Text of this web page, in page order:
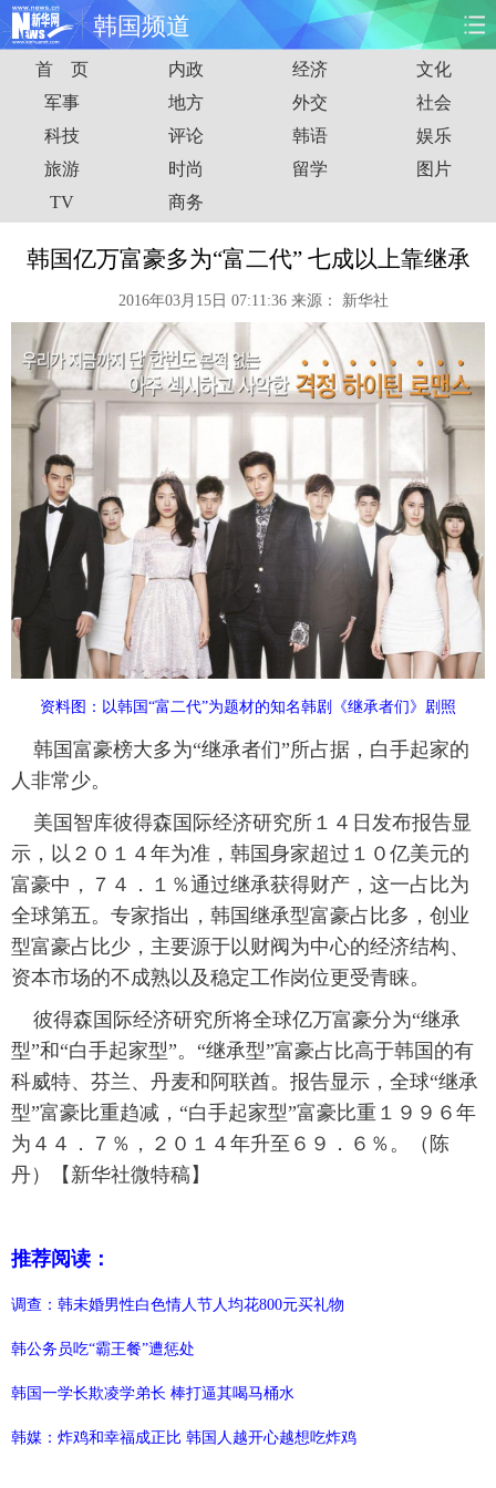
韩国频道
首页 时政 国际 财经
娱乐 体育 人事 教育
时尚 思客
港澳 台湾 华人 汽车
能源 房产
图片 视频 彩票 食品
健康 信息化 数据
金融 公益 军事 无人机
富媒体 摄影 新华广播
新华电视中文 新华电视英文 返回PC
首 页 内政 经济
文化
军事
地方 外交
社会
科技
评论 韩语
娱乐
旅游
时尚 留学
图片
TV
商务
韩国亿万富豪多为“富二代” 七成以上靠继承
2016年03月15日 07:11:36 来源： 新华社
资料图：以韩国“富二代”为题材的知名韩剧《继承者们》剧照
韩国富豪榜大多为“继承者们”所占据，白手起家的
人非常少。
美国智库彼得森国际经济研究所１４日发布报告显
示，以２０１４年为准，韩国身家超过１０亿美元的
富豪中，７４．１％通过继承获得财产，这一占比为
全球第五。专家指出，韩国继承型富豪占比多，创业
型富豪占比少，主要源于以财阀为中心的经济结构、
资本市场的不成熟以及稳定工作岗位更受青睐。
彼得森国际经济研究所将全球亿万富豪分为“继承
型”和“白手起家型”。“继承型”富豪占比高于韩国的有
科威特、芬兰、丹麦和阿联酋。报告显示，全球“继承
型”富豪比重趋减，“白手起家型”富豪比重１９９６年
为４４．７％，２０１４年升至６９．６％。（陈
丹）【新华社微特稿】
推荐阅读：
调查：韩未婚男性白色情人节人均花800元买礼物
韩公务员吃“霸王餐”遭惩处
韩国一学长欺凌学弟长 棒打逼其喝马桶水
韩媒：炸鸡和幸福成正比 韩国人越开心越想吃炸鸡